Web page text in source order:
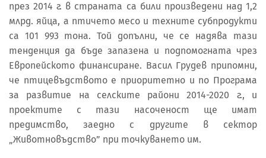
през 2014 г. в страната са били произведени над 1,2
млрд. яйца, а птичето месо и техните субпродукти
са 101 993 тона. Той допълни, че се надява тази
тенденция да бъде запазена и подпомогната чрез
Европейското финансиране. Васил Грудев припомни,
че птицевъдството е приоритетно и по Програма
за развитие на селските райони 2014-2020 г., и
проектите с тази насоченост ще имат
предимство, заедно с другите в сектор
„Животновъдство” при точкуването им.